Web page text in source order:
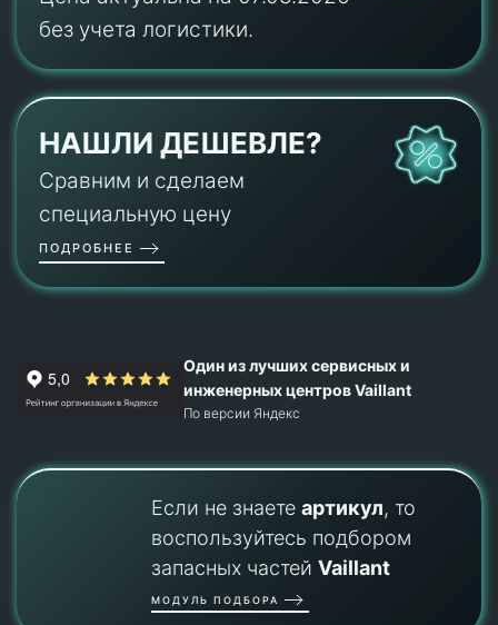
без учета логистики.
НАШЛИ ДЕШЕВЛЕ?
Сравним и сделаем
специальную цену
ПОДРОБНЕЕ
Один из лучших сервисных и
инженерных центров Vaillant
По версии Яндекс
Если не знаете артикул, то
воспользуйтесь подбором
запасных частей Vaillant
МОДУЛЬ ПОДБОРА